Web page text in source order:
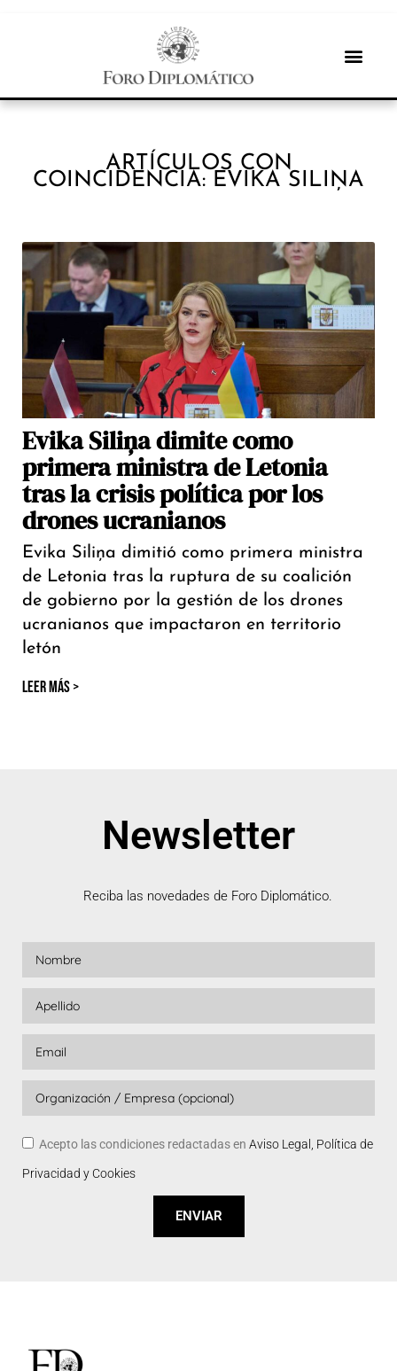
ARTÍCULOS CON
COINCIDENCIA: EVIKA SILIŅA
Evika Siliņa dimite como
primera ministra de Letonia
tras la crisis política por los
drones ucranianos
Evika Siliņa dimitió como primera ministra
de Letonia tras la ruptura de su coalición
de gobierno por la gestión de los drones
ucranianos que impactaron en territorio
letón
LEER MÁS >
Newsletter
Reciba las novedades de Foro Diplomático.
Acepto las condiciones redactadas en Aviso Legal, Política de
Privacidad y Cookies
ENVIAR